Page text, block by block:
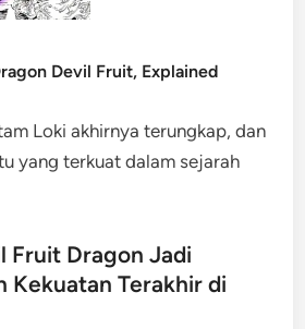
Devil Fruit, Explained
Loki akhirnya terungkap, dan
yang terkuat dalam sejarah
Fruit Dragon Jadi
Kekuatan Terakhir di